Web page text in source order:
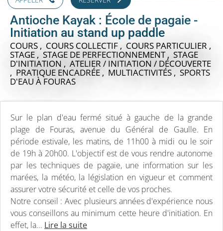
Antioche Kayak : École de pagaie -
Initiation au stand up paddle
COURS , COURS COLLECTIF , COURS PARTICULIER ,
STAGE , STAGE DE PERFECTIONNEMENT , STAGE
D'INITIATION , ATELIER / INITIATION / DÉCOUVERTE
, PRATIQUE ENCADRÉE , MULTIACTIVITÉS , SPORTS
D'EAU À FOURAS
Sur le plan d'eau fermé situé à gauche de la grande
plage de Fouras, avenue du Général de Gaulle. En
période estivale, les matins, de 11h00 à midi ou le soir
de 19h à 20h00. L'objectif est de vous rendre autonome
par les techniques de pagaie, une information sur les
marées, la météo, la législation en vigueur et comment
assurer votre sécurité et celle de vos proches.
Notre conseil : Avec plusieurs années d'expérience nous
vous conseillons au minimum cette heure d'initiation. En
effet, la... Lire la suite